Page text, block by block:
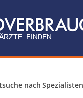
nach Spezialisten